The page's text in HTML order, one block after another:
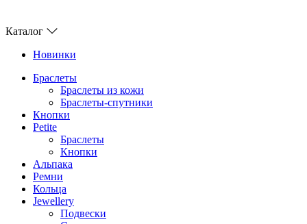
Каталог
Новинки
Браслеты
Браслеты из кожи
Браслеты-спутники
Кнопки
Petite
Браслеты
Кнопки
Альпака
Ремни
Кольца
Jewellery
Подвески